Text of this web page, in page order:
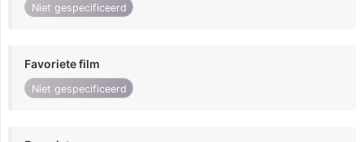
Niet gespecificeerd
Favoriete film
Niet gespecificeerd